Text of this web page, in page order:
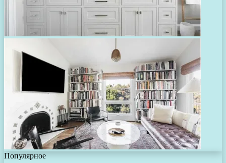
Популярное